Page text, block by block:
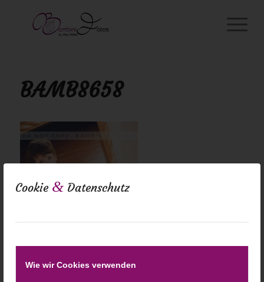
Cookie & Datenschutz
Wie wir Cookies verwenden
BAMB8658